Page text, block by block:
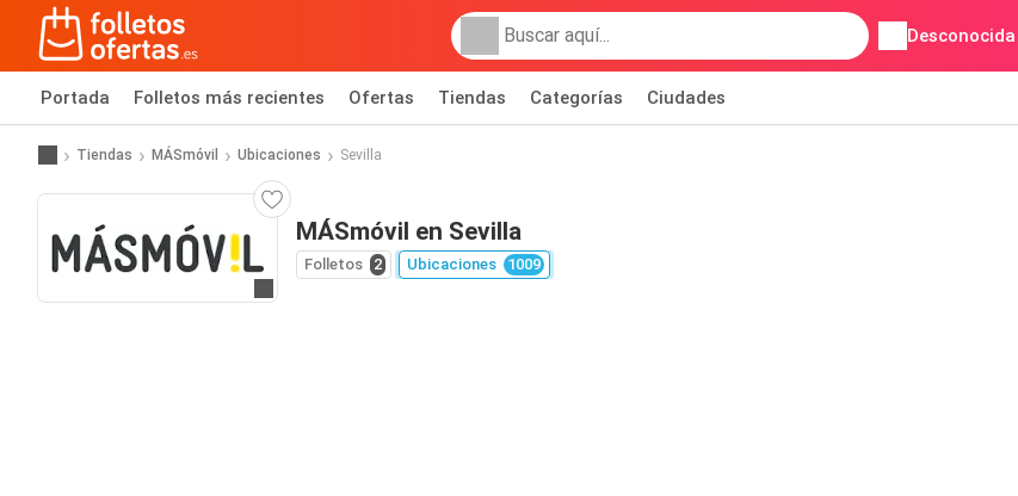
Desconocida
Portada Folletos más recientes Ofertas Tiendas Categorías Ciudades
Tiendas MÁSmóvil Ubicaciones Sevilla
MÁSmóvil en Sevilla
Folletos 2 Ubicaciones 1009